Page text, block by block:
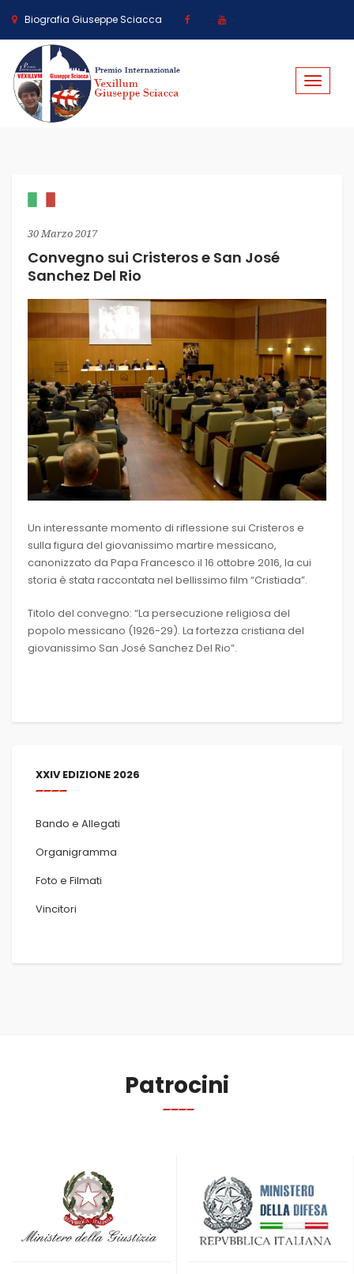
Biografia Giuseppe Sciacca
Toggle
30 Marzo 2017
Convegno sui Cristeros e San José
Sanchez Del Rio
Un interessante momento di riflessione sui Cristeros e
sulla figura del giovanissimo martire messicano,
canonizzato da Papa Francesco il 16 ottobre 2016, la cui
storia è stata raccontata nel bellissimo film “Cristiada”.
Titolo del convegno: “La persecuzione religiosa del
popolo messicano (1926-29). La fortezza cristiana del
giovanissimo San José Sanchez Del Rio”.
XXIV EDIZIONE 2026
Bando e Allegati
Organigramma
Foto e Filmati
Vincitori
Patrocini